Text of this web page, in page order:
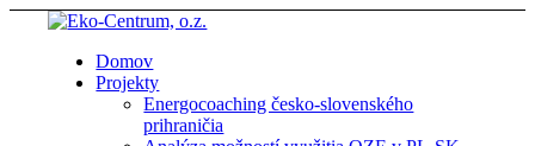
Domov
Projekty
Energocoaching česko-slovenského
prihraničia